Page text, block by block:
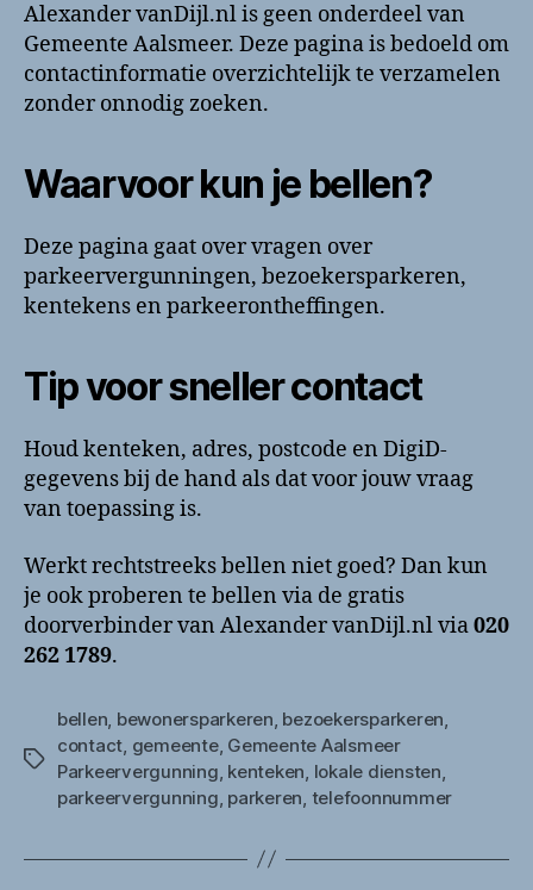
Alexander vanDijl.nl is geen onderdeel van
Gemeente Aalsmeer. Deze pagina is bedoeld om
contactinformatie overzichtelijk te verzamelen
zonder onnodig zoeken.
Waarvoor kun je bellen?
Deze pagina gaat over vragen over
parkeervergunningen, bezoekersparkeren,
kentekens en parkeerontheffingen.
Tip voor sneller contact
Houd kenteken, adres, postcode en DigiD-
gegevens bij de hand als dat voor jouw vraag
van toepassing is.
Werkt rechtstreeks bellen niet goed? Dan kun
je ook proberen te bellen via de gratis
doorverbinder van Alexander vanDijl.nl via020
262 1789.
Tags
bellen bewonersparkeren bezoekersparkeren
contact gemeente, Gemeente Aalsmeer
Parkeervergunning kenteken lokale diensten
parkeervergunning parkeren telefoonnummer